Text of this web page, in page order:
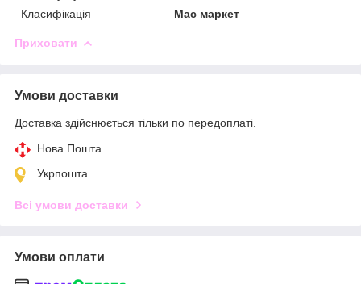
Класифікація
Мас маркет
Приховати
Умови доставки
Доставка здійснюється тільки по передоплаті.
Нова Пошта
Укрпошта
Всі умови доставки
Умови оплати